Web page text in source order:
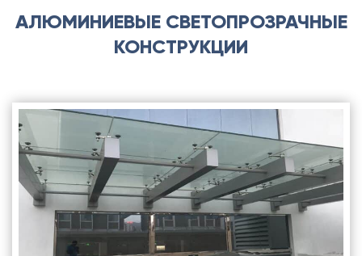
АЛЮМИНИЕВЫЕ СВЕТОПРОЗРАЧНЫЕ
КОНСТРУКЦИИ